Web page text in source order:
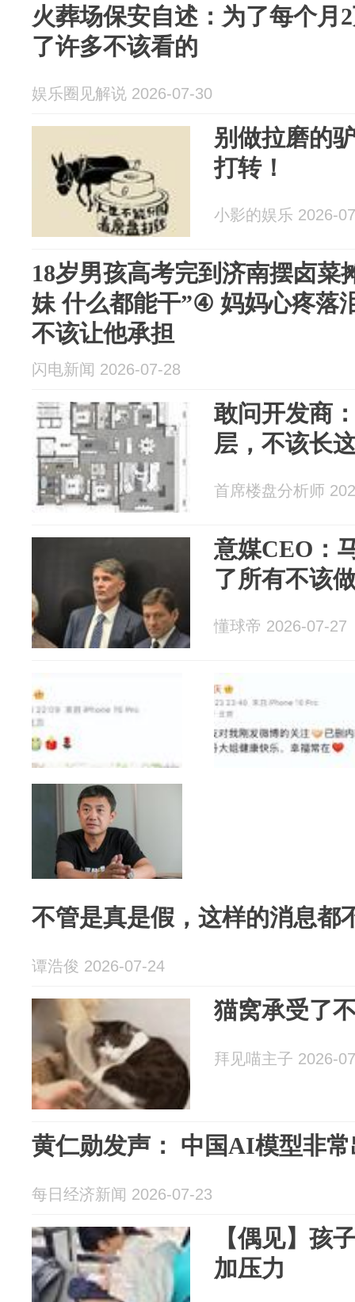
火葬场保安自述：为了每个月
了许多不该看的
娱乐圈见解说 2026-07-30
别做拉磨的
打转！
小影的娱乐 2026-
18岁男孩高考完到济南摆卤菜
妹 什么都能干”④ 妈妈心疼落
不该让他承担
闪电新闻 2026-07-28
敢问开发商
层，不该长
首席楼盘分析师
意媒CEO：
了所有不该
懂球帝 2026-07-27
不管是真是假，这样的消息都
谭浩俊 2026-07-24
猫窝承受了
拜见喵主子 2026-
黄仁勋发声： 中国AI模型非
每日经济新闻 2026-07-23
【偶见】孩
加压力